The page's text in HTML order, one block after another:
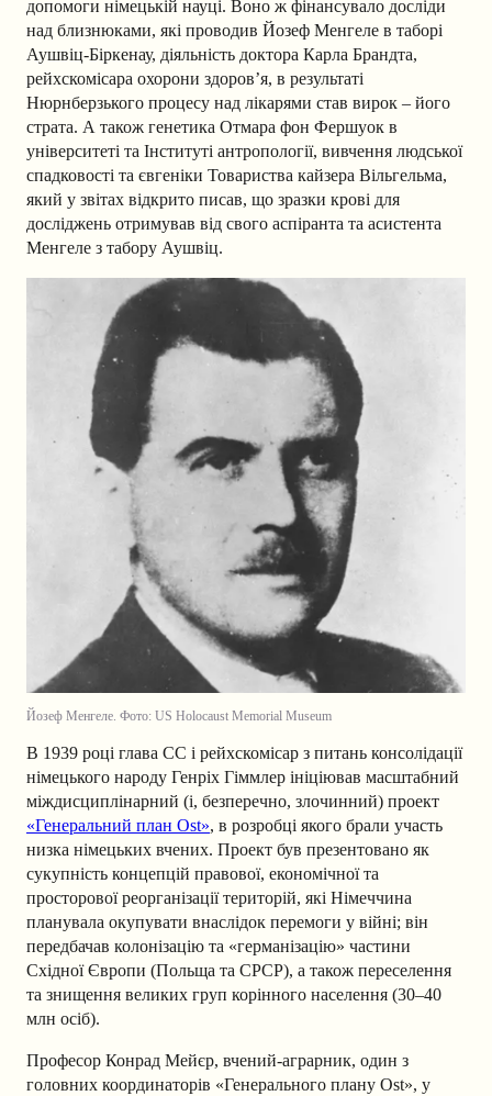
допомоги німецькій науці. Воно ж фінансувало досліди
над близнюками, які проводив Йозеф Менгеле в таборі
Аушвіц-Біркенау, діяльність доктора Карла Брандта,
рейхскомісара охорони здоров’я, в результаті
Нюрнберзького процесу над лікарями став вирок – його
страта. А також генетика Отмара фон Фершуок в
університеті та Інституті антропології, вивчення людської
спадковості та євгеніки Товариства кайзера Вільгельма,
який у звітах відкрито писав, що зразки крові для
досліджень отримував від свого аспіранта та асистента
Менгеле з табору Аушвіц.
Йозеф Менгеле. Фото: US Holocaust Memorial Museum
В 1939 році глава СС і рейхскомісар з питань консолідації
німецького народу Генріх Гіммлер ініціював масштабний
міждисциплінарний (і, безперечно, злочинний) проект
«Генеральний план Ost», в розробці якого брали участь
низка німецьких вчених. Проект був презентовано як
сукупність концепцій правової, економічної та
просторової реорганізації територій, які Німеччина
планувала окупувати внаслідок перемоги у війні; він
передбачав колонізацію та «германізацію» частини
Східної Європи (Польща та СРСР), а також переселення
та знищення великих груп корінного населення (30–40
млн осіб).
Професор Конрад Мейєр, вчений-аграрник, один з
головних координаторів «Генерального плану Ost», у